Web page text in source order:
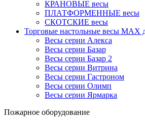
КРАНОВЫЕ весы
ПЛАТФОРМЕННЫЕ весы
СКОТСКИЕ весы
Торговые настольные весы MAX
Весы серии Алекса
Весы серии Базар
Весы серии Базар 2
Весы серии Витрина
Весы серии Гастроном
Весы серии Олимп
Весы серии Ярмарка
Пожарное оборудование